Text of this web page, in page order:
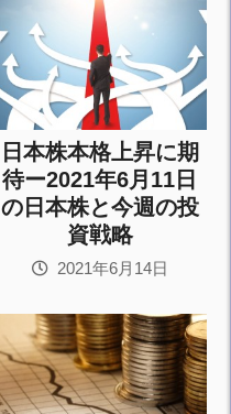
日本株本格上昇に期
待ー2021年6月11日
の日本株と今週の投
資戦略
2021年6月14日